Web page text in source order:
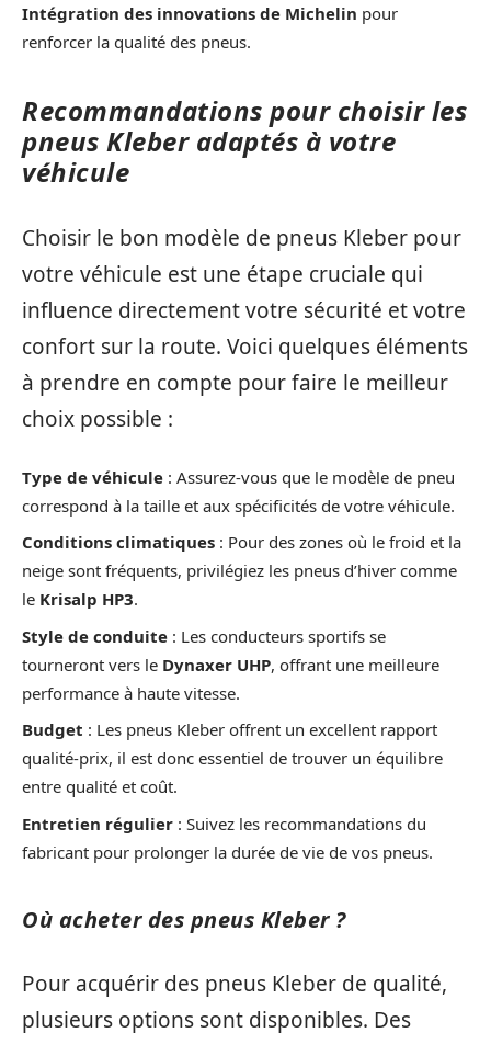
Intégration des innovations de Michelin pour
renforcer la qualité des pneus.
Recommandations pour choisir les
pneus Kleber adaptés à votre
véhicule
Choisir le bon modèle de pneus Kleber pour
votre véhicule est une étape cruciale qui
influence directement votre sécurité et votre
confort sur la route. Voici quelques éléments
à prendre en compte pour faire le meilleur
choix possible :
Type de véhicule : Assurez-vous que le modèle de pneu
correspond à la taille et aux spécificités de votre véhicule.
Conditions climatiques : Pour des zones où le froid et la
neige sont fréquents, privilégiez les pneus d’hiver comme
le Krisalp HP3.
Style de conduite : Les conducteurs sportifs se
tourneront vers le Dynaxer UHP, offrant une meilleure
performance à haute vitesse.
Budget : Les pneus Kleber offrent un excellent rapport
qualité-prix, il est donc essentiel de trouver un équilibre
entre qualité et coût.
Entretien régulier : Suivez les recommandations du
fabricant pour prolonger la durée de vie de vos pneus.
Où acheter des pneus Kleber ?
Pour acquérir des pneus Kleber de qualité,
plusieurs options sont disponibles. Des